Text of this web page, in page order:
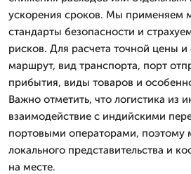
ускорения сроков. Мы применяем
стандарты безопасности и
рисков. Для расчета точной цены
маршрут, вид транспорта, порт
прибытия, виды товаров и
Важно отметить, что логистика из
взаимодействие с индийскими
портовыми операторами, поэтому
локального представительства и
на месте.